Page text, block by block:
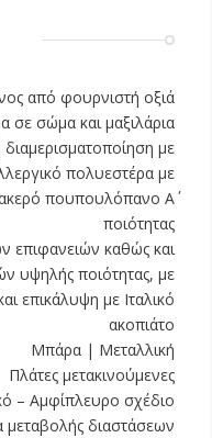
από φουρνιστή οξιά
σε σώμα και μαξιλάρια
με
πολυεστέρα με
πουπουλόπανο Α΄
ποιότητας
επιφανειών καθώς και
υψηλής ποιότητας, με
επικάλυψη με Ιταλικό
ακοπιάτο
Μπάρα | Μεταλλική
Πλάτες μετακινούμενες
– Αμφίπλευρο σχέδιο
μεταβολής διαστάσεων